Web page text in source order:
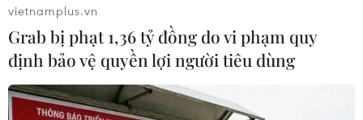
vietnamplus.vn
Grab bị phạt 1,36 tỷ đồng do vi phạm quy
định bảo vệ quyền lợi người tiêu dùng